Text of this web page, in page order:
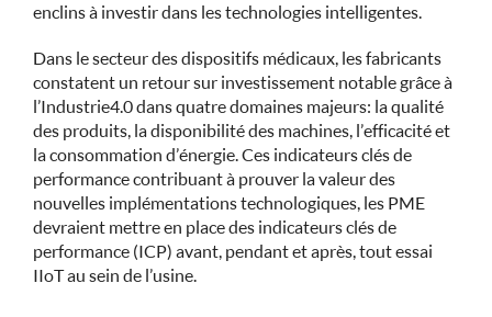
enclins à investir dans les technologies intelligentes.
Dans le secteur des dispositifs médicaux, les fabricants
constatent un retour sur investissement notable grâce à
l’Industrie 4.0 dans quatre domaines majeurs : la qualité
des produits, la disponibilité des machines, l’efficacité et
la consommation d’énergie. Ces indicateurs clés de
performance contribuant à prouver la valeur des
nouvelles implémentations technologiques, les PME
devraient mettre en place des indicateurs clés de
performance (ICP) avant, pendant et après, tout essai
IIoT au sein de l’usine.